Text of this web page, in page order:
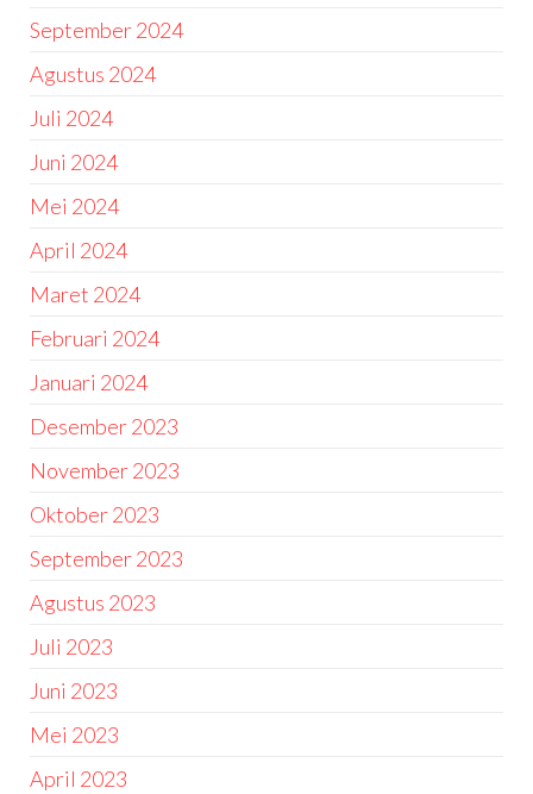
September 2024
Agustus 2024
Juli 2024
Juni 2024
Mei 2024
April 2024
Maret 2024
Februari 2024
Januari 2024
Desember 2023
November 2023
Oktober 2023
September 2023
Agustus 2023
Juli 2023
Juni 2023
Mei 2023
April 2023